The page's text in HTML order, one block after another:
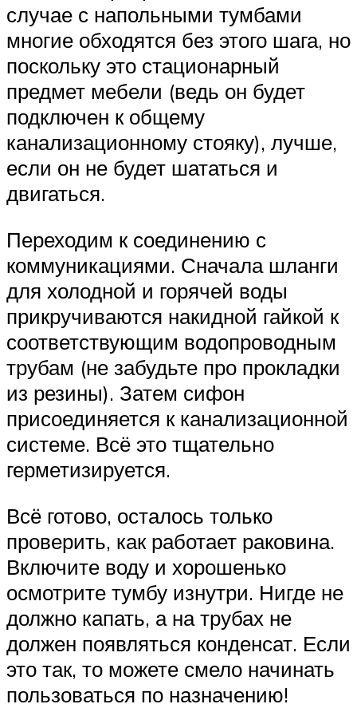
случае с напольными тумбами
многие обходятся без этого шага, но
поскольку это стационарный
предмет мебели (ведь он будет
подключен к общему
канализационному стояку), лучше,
если он не будет шататься и
двигаться.
Переходим к соединению с
коммуникациями. Сначала шланги
для холодной и горячей воды
прикручиваются накидной гайкой к
соответствующим водопроводным
трубам (не забудьте про прокладки
из резины). Затем сифон
присоединяется к канализационной
системе. Всё это тщательно
герметизируется.
Всё готово, осталось только
проверить, как работает раковина.
Включите воду и хорошенько
осмотрите тумбу изнутри. Нигде не
должно капать, а на трубах не
должен появляться конденсат. Если
это так, то можете смело начинать
пользоваться по назначению!